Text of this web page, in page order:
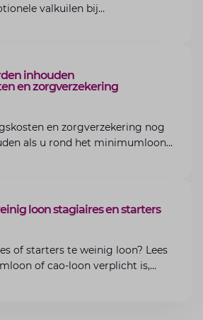
valkuilen bij
inhouden
en zorgverzekering
en zorgverzekering nog
als u rond het minimumloon
loon stagiaires en starters
of starters te weinig loon? Lees
of cao-loon verplicht is,